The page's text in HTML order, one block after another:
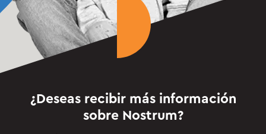
¿Deseas recibir más información
sobre Nostrum?